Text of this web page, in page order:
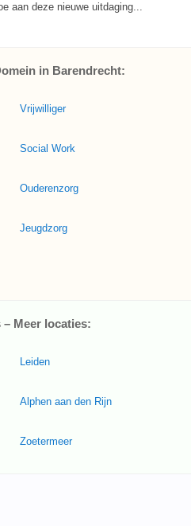
aan deze nieuwe uitdaging...
in Barendrecht:
Vrijwilliger
Social Work
Ouderenzorg
Jeugdzorg
Meer locaties:
Leiden
Alphen aan den Rijn
Zoetermeer